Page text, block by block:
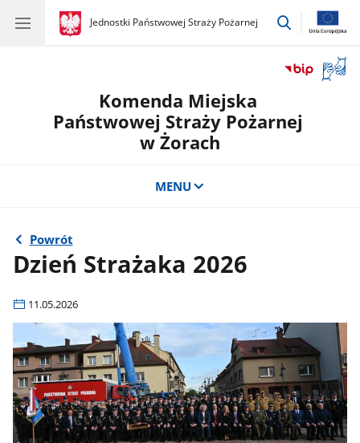
gov.pl
Jednostki Państwowej Straży Pożarnej
gov.pl
Jednostki
przejdź
okno
Komenda Miejska
Państwowej Straży Pożarnej
w Żorach
MENU
Powrót
Dzień Strażaka 2026
11.05.2026